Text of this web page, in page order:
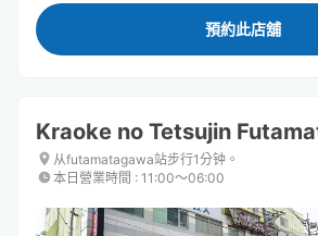
預約此店舖
Kraoke no Tetsujin
从futamatagawa站步行1分钟。
本日營業時間 : 11:00〜06:00